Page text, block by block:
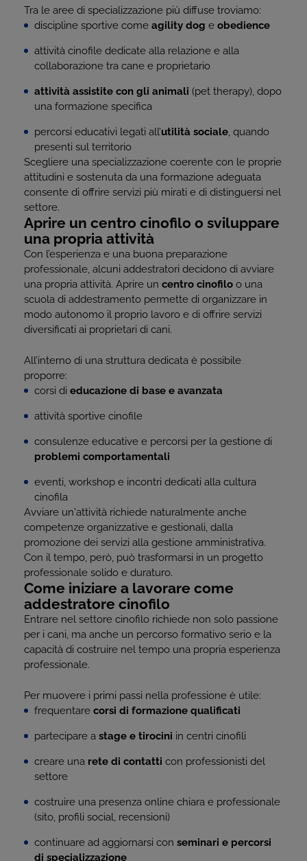
Tra le aree di specializzazione più diffuse troviamo:
discipline sportive come agility dog e obedience
attività cinofile dedicate alla relazione e alla
collaborazione tra cane e proprietario
attività assistite con gli animali (pet therapy), dopo
una formazione specifica
percorsi educativi legati all’utilità sociale, quando
presenti sul territorio
Scegliere una specializzazione coerente con le proprie
attitudini e sostenuta da una formazione adeguata
consente di offrire servizi più mirati e di distinguersi nel
settore.
Aprire un centro cinofilo o sviluppare
una propria attività
Con l’esperienza e una buona preparazione
professionale, alcuni addestratori decidono di avviare
una propria attività. Aprire un centro cinofilo o una
scuola di addestramento permette di organizzare in
modo autonomo il proprio lavoro e di offrire servizi
diversificati ai proprietari di cani.
All’interno di una struttura dedicata è possibile
proporre:
corsi di educazione di base e avanzata
attività sportive cinofile
consulenze educative e percorsi per la gestione di
problemi comportamentali
eventi, workshop e incontri dedicati alla cultura
cinofila
Avviare un'attività richiede naturalmente anche
competenze organizzative e gestionali, dalla
promozione dei servizi alla gestione amministrativa.
Con il tempo, però, può trasformarsi in un progetto
professionale solido e duraturo.
Come iniziare a lavorare come
addestratore cinofilo
Entrare nel settore cinofilo richiede non solo passione
per i cani, ma anche un percorso formativo serio e la
capacità di costruire nel tempo una propria esperienza
professionale.
Per muovere i primi passi nella professione è utile:
frequentare corsi di formazione qualificati
partecipare a stage e tirocini in centri cinofili
creare una rete di contatti con professionisti del
settore
costruire una presenza online chiara e professionale
(sito, profili social, recensioni)
continuare ad aggiornarsi con seminari e percorsi
di specializzazione